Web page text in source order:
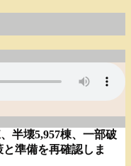
半壊5,957棟、一部破
準備を再確認しま